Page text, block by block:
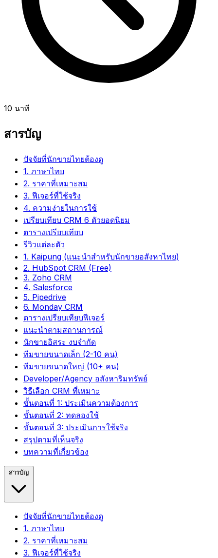
10 นาที
สารบัญ
ปัจจัยที่นักขายไทยต้องดู
1. ภาษาไทย
2. ราคาที่เหมาะสม
3. ฟีเจอร์ที่ใช้จริง
4. ความง่ายในการใช้
เปรียบเทียบ CRM 6 ตัวยอดนิยม
ตารางเปรียบเทียบ
รีวิวแต่ละตัว
1. Kaipung (แนะนำสำหรับนักขายอสังหาไทย)
2. HubSpot CRM (Free)
3. Zoho CRM
4. Salesforce
5. Pipedrive
6. Monday CRM
ตารางเปรียบเทียบฟีเจอร์
แนะนำตามสถานการณ์
นักขายอิสระ งบจำกัด
ทีมขายขนาดเล็ก (2-10 คน)
ทีมขายขนาดใหญ่ (10+ คน)
Developer/Agency อสังหาริมทรัพย์
วิธีเลือก CRM ที่เหมาะ
ขั้นตอนที่ 1: ประเมินความต้องการ
ขั้นตอนที่ 2: ทดลองใช้
ขั้นตอนที่ 3: ประเมินการใช้จริง
สรุปตามที่เห็นจริง
บทความที่เกี่ยวข้อง
สารบัญ
ปัจจัยที่นักขายไทยต้องดู
1. ภาษาไทย
2. ราคาที่เหมาะสม
3. ฟีเจอร์ที่ใช้จริง